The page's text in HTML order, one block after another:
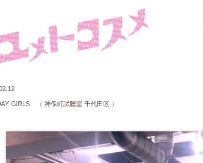
GIRLS （ 神保町試聴室 千代田区 ）